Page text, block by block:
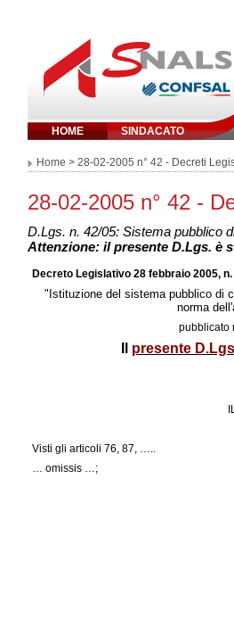
HOME SINDACATO
Inserisci
Home > 28-02-2005 n° 42 - Decreti
28-02-2005 n° 42 -
D.Lgs. n. 42/05: Sistema pubblico
Attenzione: il presente D.Lgs. è
Decreto Legislativo 28 febbraio 2005, n.
"Istituzione del sistema pubblico di
norma
pubblicato
presente
Visti gli articoli 76, 87, …..
… omissis …;